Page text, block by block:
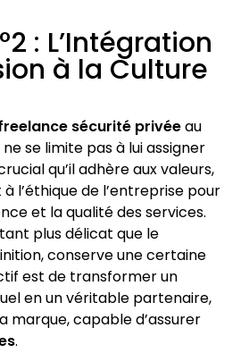
: L’Intégration
à la Culture
sécurité privéeau
se limite pas à lui assigner
qu’il adhère aux valeurs,
l’éthique de l’entreprise pour
et la qualité des services.
plus délicat que le
conserve une certaine
est de transformer un
en un véritable partenaire,
marque, capable d’assurer
.